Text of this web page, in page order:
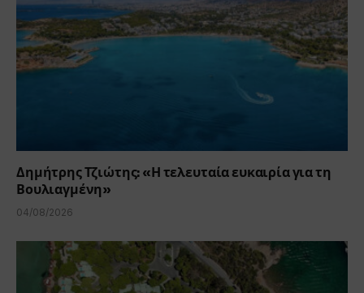
Δημήτρης Τζιώτης: «Η τελευταία ευκαιρία για τη
Βουλιαγμένη»
04/08/2026